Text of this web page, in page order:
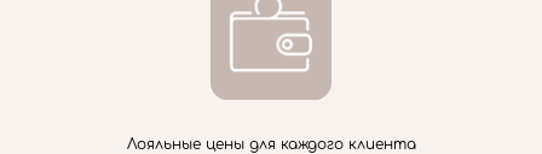
Лояльные цены для каждого клиента